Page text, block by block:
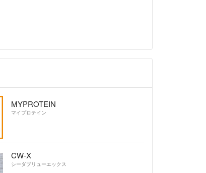
MYPROTEIN
マイプロテイン
CW-X
シーダブリューエックス